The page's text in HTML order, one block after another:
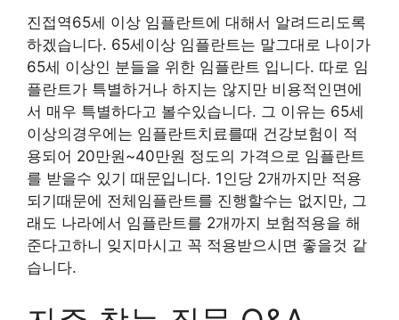
진접역65세 이상 임플란트에 대해서 알려드리도록
하겠습니다. 65세이상 임플란트는 말그대로 나이가
65세 이상인 분들을 위한 임플란트 입니다. 따로 임
플란트가 특별하거나 하지는 않지만 비용적인면에
서 매우 특별하다고 볼수있습니다. 그 이유는 65세
이상의경우에는 임플란트치료를때 건강보험이 적
용되어 20만원~40만원 정도의 가격으로 임플란트
를 받을수 있기 때문입니다. 1인당 2개까지만 적용
되기때문에 전체임플란트를 진행할수는 없지만, 그
래도 나라에서 임플란트를 2개까지 보험적용을 해
준다고하니 잊지마시고 꼭 적용받으시면 좋을것 같
습니다.